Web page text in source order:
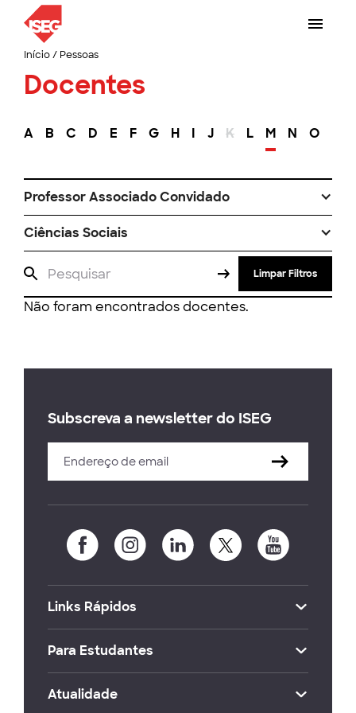
Início/ Pessoas
Docentes
A B C D E F G H I J K L M N O
Professor Associado Convidado
Ciências Sociais
Limpar Filtros
Não foram encontrados docentes.
Subscreva a newsletter do ISEG
Links Rápidos
Para Estudantes
Atualidade